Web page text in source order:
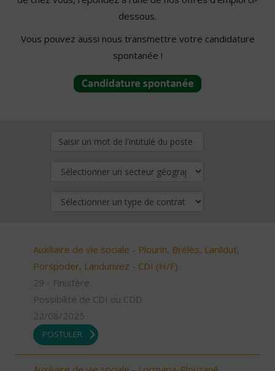
dessous.
Vous pouvez aussi nous transmettre votre candidature
spontanée !
Auxiliaire de vie sociale - Plourin, Brélès, Lanildut,
Porspoder, Landunvez - CDI (H/F)
29 - Finistère
Possibilité de CDI ou CDD
22/08/2025
POSTULER